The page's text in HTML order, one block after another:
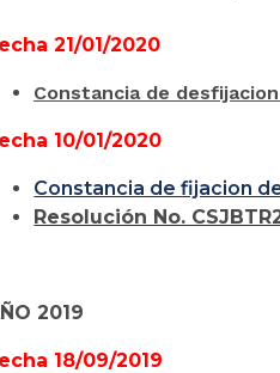
21/01/2020
Constancia de
10/01/2020
Constancia de fijacion
Resolución No.
2019
18/09/2019